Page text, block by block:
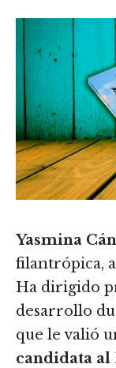
Yasmina
filantrópica,
Ha dirigido
desarrollo
que le valió
candidata al